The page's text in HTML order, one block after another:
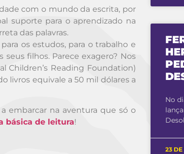
com o mundo da escrita, por
suporte para o aprendizado na
das palavras.
os estudos, para o trabalho e
filhos. Parece exagero? Nos
Children’s Reading Foundation)
livros equivale a 50 mil dólares a
embarcar na aventura que só o
básica de leitura!
No
23